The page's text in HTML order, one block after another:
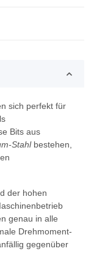
sich perfekt für
Bits aus
Stahlbestehen,
der hohen
genau in alle
Drehmoment-
gegenüber